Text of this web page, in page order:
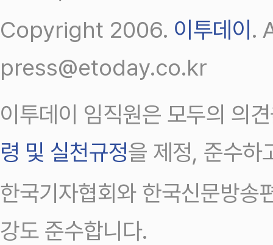
Copyright 2006. 이투데이.
press@etoday.co.kr
이투데이 임직원은 모두의 의
령 및 실천규정을 제정, 준수하
한국기자협회와 한국신문방송
강도 준수합니다.